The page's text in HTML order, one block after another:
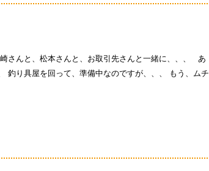
さんと、松本さんと、お取引先さんと一緒に、、、 あ
釣り具屋を回って、準備中なのですが、、、 もう、ムチ